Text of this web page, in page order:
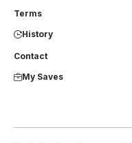
Terms
History
Contact
My Saves